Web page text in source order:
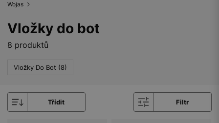
Wojas
Vložky do bot
8 produktů
Vložky Do Bot (8)
Třídit Filtr